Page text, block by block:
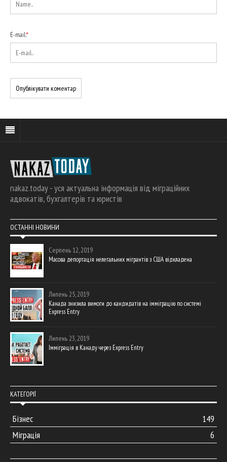
E-mail:*
nakaz.today - уся актуальна інформація від міграційних
адвокатів, бухгалтерів та юристів
ОСТАННІ НОВИНИ
Серпень 12, 2019
Масова депортація нелегальних мігрантів з США відкладена
Липень 25, 2019
Канада знизила вимоги до кандидатів на імміграцію по системі
Express Entry
Липень 23, 2019
Імміграція в Канаду через Express Entry
КАТЕГОРІЇ
Бізнес
149
Міграція
6